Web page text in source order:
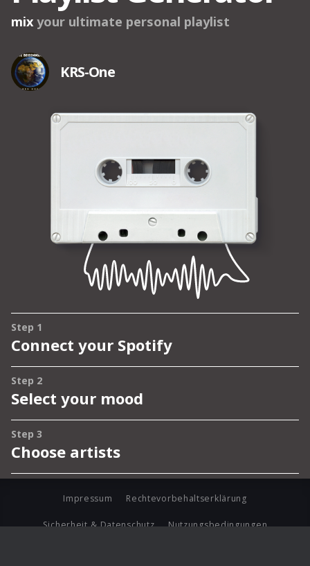
Impressum Rechtevorbehaltserklärung
Sicherheit & Datenschutz Nutzungsbedingungen